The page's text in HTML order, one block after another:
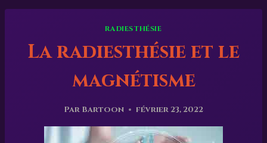
RADIESTHÉSIE
La radiesthésie et le
magnétisme
Par Bartoon février 23, 2022